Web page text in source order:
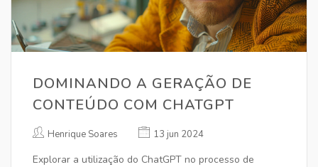
DOMINANDO A GERAÇÃO DE
CONTEÚDO COM CHATGPT
Henrique Soares 13 jun 2024
Explorar a utilização do ChatGPT no processo de